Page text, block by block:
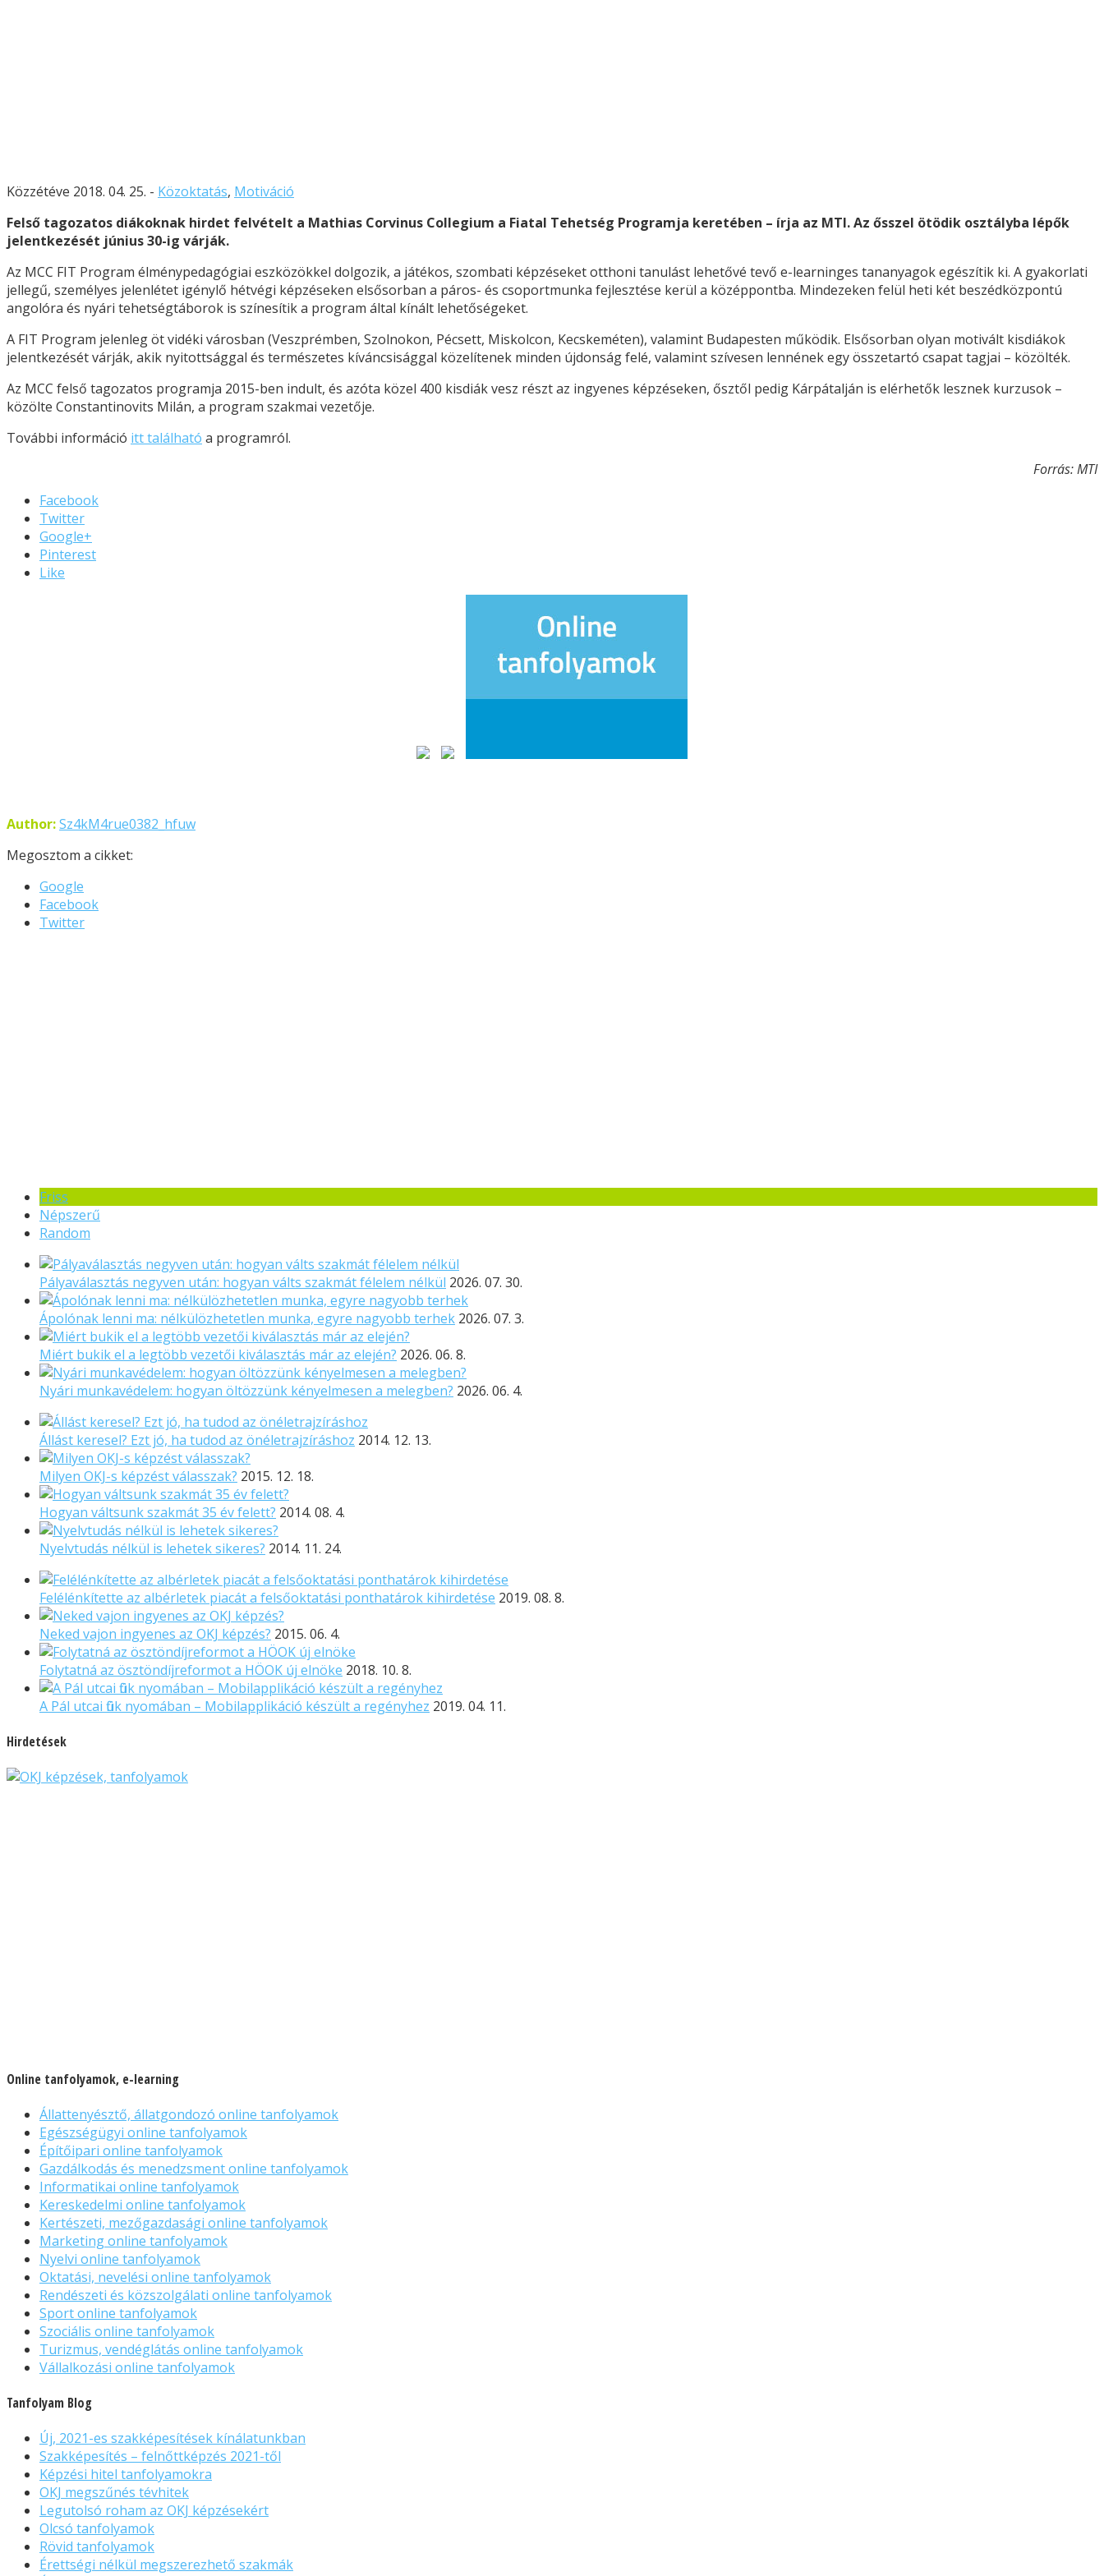
Közzétéve 2018. 04. 25. - Közoktatás, Motiváció
Felső tagozatos diákoknak hirdet felvételt a Mathias Corvinus Collegium a Fiatal Tehetség Programja keretében – írja az MTI. Az ősszel ötödik osztályba lépők
jelentkezését június 30-ig várják.
Az MCC FIT Program élménypedagógiai eszközökkel dolgozik, a játékos, szombati képzéseket otthoni tanulást lehetővé tevő e-learninges tananyagok egészítik ki. A gyakorlati
jellegű, személyes jelenlétet igénylő hétvégi képzéseken elsősorban a páros- és csoportmunka fejlesztése kerül a középpontba. Mindezeken felül heti két beszédközpontú
angolóra és nyári tehetségtáborok is színesítik a program által kínált lehetőségeket.
A FIT Program jelenleg öt vidéki városban (Veszprémben, Szolnokon, Pécsett, Miskolcon, Kecskeméten), valamint Budapesten működik. Elsősorban olyan motivált kisdiákok
jelentkezését várják, akik nyitottsággal és természetes kíváncsisággal közelítenek minden újdonság felé, valamint szívesen lennének egy összetartó csapat tagjai – közölték.
Az MCC felső tagozatos programja 2015-ben indult, és azóta közel 400 kisdiák vesz részt az ingyenes képzéseken, ősztől pedig Kárpátalján is elérhetők lesznek kurzusok –
közölte Constantinovits Milán, a program szakmai vezetője.
További információ itt található a programról.
Forrás: MTI
Facebook
Twitter
Google+
Pinterest
Like
Author:Sz4kM4rue0382_hfuw
Megosztom a cikket:
Google
Facebook
Twitter
Friss
Népszerű
Random
Pályaválasztás negyven után: hogyan válts szakmát félelem nélkül 2026. 07. 30.
Ápolónak lenni ma: nélkülözhetetlen munka, egyre nagyobb terhek 2026. 07. 3.
Miért bukik el a legtöbb vezetői kiválasztás már az elején? 2026. 06. 8.
Nyári munkavédelem: hogyan öltözzünk kényelmesen a melegben? 2026. 06. 4.
Állást keresel? Ezt jó, ha tudod az önéletrajzíráshoz 2014. 12. 13.
Milyen OKJ-s képzést válasszak? 2015. 12. 18.
Hogyan váltsunk szakmát 35 év felett? 2014. 08. 4.
Nyelvtudás nélkül is lehetek sikeres? 2014. 11. 24.
Felélénkítette az albérletek piacát a felsőoktatási ponthatárok kihirdetése 2019. 08. 8.
Neked vajon ingyenes az OKJ képzés? 2015. 06. 4.
Folytatná az ösztöndíjreformot a HÖOK új elnöke 2018. 10. 8.
A Pál utcai fiúk nyomában – Mobilapplikáció készült a regényhez 2019. 04. 11.
Hirdetések
Online tanfolyamok, e-learning
Állattenyésztő, állatgondozó online tanfolyamok
Egészségügyi online tanfolyamok
Építőipari online tanfolyamok
Gazdálkodás és menedzsment online tanfolyamok
Informatikai online tanfolyamok
Kereskedelmi online tanfolyamok
Kertészeti, mezőgazdasági online tanfolyamok
Marketing online tanfolyamok
Nyelvi online tanfolyamok
Oktatási, nevelési online tanfolyamok
Rendészeti és közszolgálati online tanfolyamok
Sport online tanfolyamok
Szociális online tanfolyamok
Turizmus, vendéglátás online tanfolyamok
Vállalkozási online tanfolyamok
Tanfolyam Blog
Új, 2021-es szakképesítések kínálatunkban
Szakképesítés – felnőttképzés 2021-től
Képzési hitel tanfolyamokra
OKJ megszűnés tévhitek
Legutolsó roham az OKJ képzésekért
Olcsó tanfolyamok
Rövid tanfolyamok
Érettségi nélkül megszerezhető szakmák